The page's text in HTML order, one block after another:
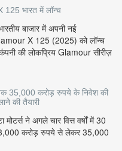
भारत में लॉन्च
बाजार में अपनी नई
X 125 (2025) को लॉन्च
की लोकप्रिय Glamour सीरीज़
35,000 करोड़ रुपये के निवेश की
की तैयारी
मोटर्स ने अगले चार वित्त वर्षों में 30
33,000 करोड़ रुपये से लेकर 35,000